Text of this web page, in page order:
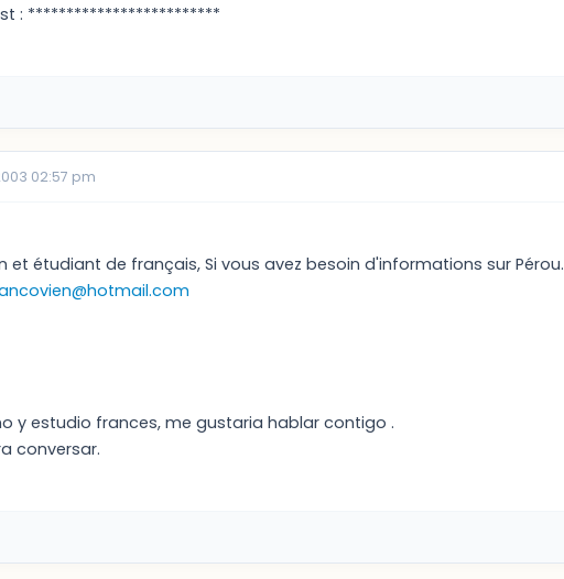
: *************************
02:57 pm
et étudiant de français, Si vous avez besoin d'informations sur Pérou.
y estudio frances, me gustaria hablar contigo .
conversar.